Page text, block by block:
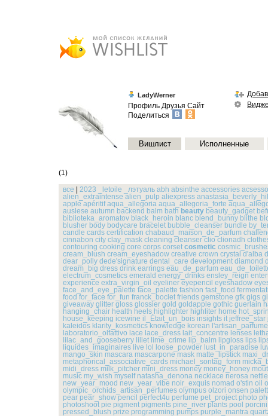
LadyWerner
Профиль Друзья Сайт
Поделиться
Вишлист Исполненные
(1)
все 2023 _letoile _лэтуаль abh absinthe accessories
alien_extraintense alien_pulp aliexpress
apple apéritif aqua_allegoria aqua_allegoria_forte
auslese autumn backend balm bath beauty beauty_gadget
biblioteka_aromatov black_heroin blanc blend_bunny blithe
blusher body bodycare bracelet bubble_cleanser bundle
candle cards certification chabaud_maison_de_parfum
cinnabon city clay_mask cleaning cleanser clio clionadh
contouring cooking core corps corset cosmetic
cream_blush cream_eyeshadow creative crown crystal d'alba
dear_polly dede'signature dental_care development diamond
dream_big dress drink earrings eau_de_parfum
electrum_cosmetics emerald energy_drinks ensley_reign
experience extra_virgin_oil eyeliner eyepencil eyeshadow
face_and_eye_palette face_palette fashion fast_food
food for_face for_fun franck_boclet friends gemstone gfk gigs
giveaway glitter gloss glossier gold goldapple gothic guerlain
hanging_chair health heels highlighter highliter home
house_keeping icewine il_Était_un_bois insights it jeffree_star
kaleidos klarity_kosmetics knowledge korean
laboratorio_olfattivo lace lace_dress lait_concentre lenses
lilac_and_gooseberry lillet lime_crime lip_balm lipgloss lips
liquides_imaginaires live lol loose_powder lust_in_paradise
mango_skin mascara mascarpone mask matte_lipstick
metaphorical_associative_cards michael_sontag_form
midi_dress milk_pitcher mini_dress money money_honey
music my_wish myself natasha_denona necklace nerosa
new_year_mood new_year_vibe noir_exquis nomad o'stin oil
olympic_orchids_artisan_perfumes olympus olzori onsen
pear pear_show pencil perfect4u perfume pet_project photo
photoshoot pie pigment pigments pine_river plants pool porcini
pressed_blush prize programming pumps purple_mantra